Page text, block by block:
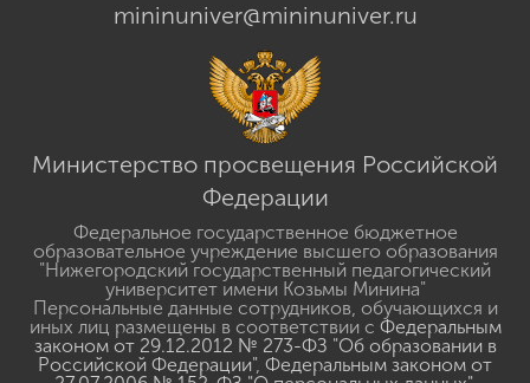
mininuniver@mininuniver.ru
Министерство просвещения Российской
Федерации
Федеральное государственное бюджетное
образовательное учреждение высшего образования
"Нижегородский государственный педагогический
университет имени Козьмы Минина"
Персональные данные сотрудников, обучающихся и
иных лиц размещены в соответствии с Федеральным
законом от 29.12.2012 № 273-ФЗ "Об образовании в
Российской Федерации", Федеральным законом от